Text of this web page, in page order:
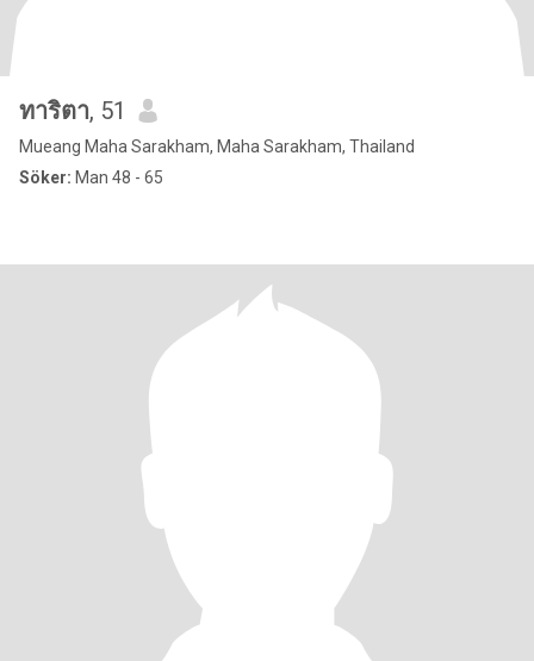
ทาริตา, 51
Mueang Maha Sarakham, Maha Sarakham, Thailand
Söker: Man 48 - 65